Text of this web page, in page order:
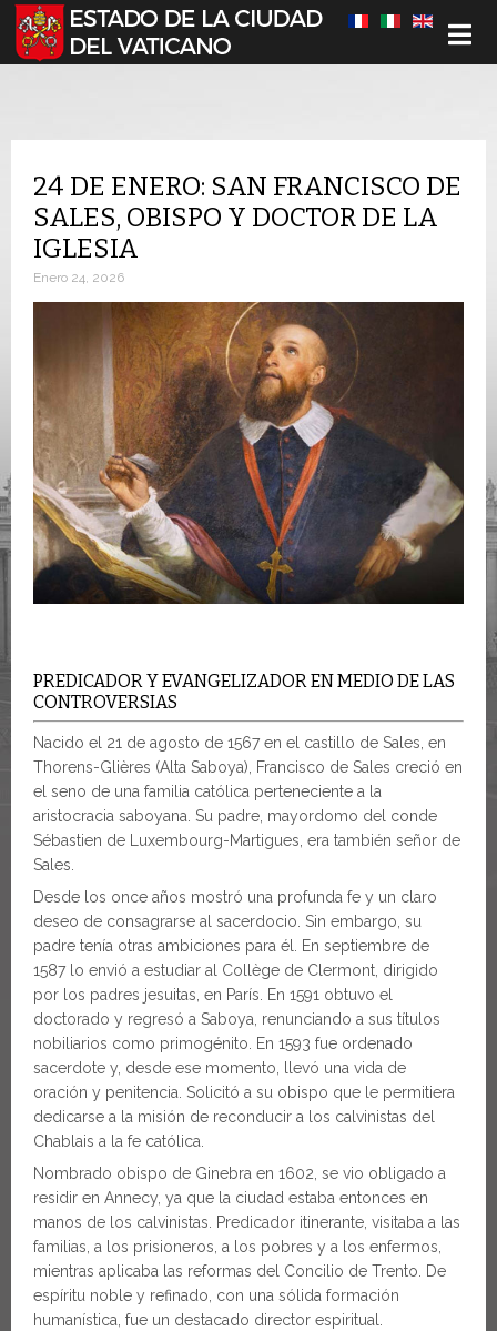
Seleccione su idioma
24 DE ENERO: SAN FRANCISCO DE
SALES, OBISPO Y DOCTOR DE LA
IGLESIA
Enero 24, 2026
PREDICADOR Y EVANGELIZADOR EN MEDIO DE LAS
CONTROVERSIAS
Nacido el 21 de agosto de 1567 en el castillo de Sales, en
Thorens-Glières (Alta Saboya), Francisco de Sales creció en
el seno de una familia católica perteneciente a la
aristocracia saboyana. Su padre, mayordomo del conde
Sébastien de Luxembourg-Martigues, era también señor de
Sales.
Desde los once años mostró una profunda fe y un claro
deseo de consagrarse al sacerdocio. Sin embargo, su
padre tenía otras ambiciones para él. En septiembre de
1587 lo envió a estudiar al Collège de Clermont, dirigido
por los padres jesuitas, en París. En 1591 obtuvo el
doctorado y regresó a Saboya, renunciando a sus títulos
nobiliarios como primogénito. En 1593 fue ordenado
sacerdote y, desde ese momento, llevó una vida de
oración y penitencia. Solicitó a su obispo que le permitiera
dedicarse a la misión de reconducir a los calvinistas del
Chablais a la fe católica.
Nombrado obispo de Ginebra en 1602, se vio obligado a
residir en Annecy, ya que la ciudad estaba entonces en
manos de los calvinistas. Predicador itinerante, visitaba a las
familias, a los prisioneros, a los pobres y a los enfermos,
mientras aplicaba las reformas del Concilio de Trento. De
espíritu noble y refinado, con una sólida formación
humanística, fue un destacado director espiritual.